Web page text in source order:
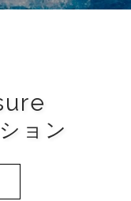
ョン